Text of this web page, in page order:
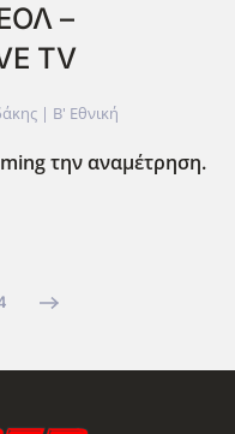
–
TV
| Β' Εθνική
την αναμέτρηση.